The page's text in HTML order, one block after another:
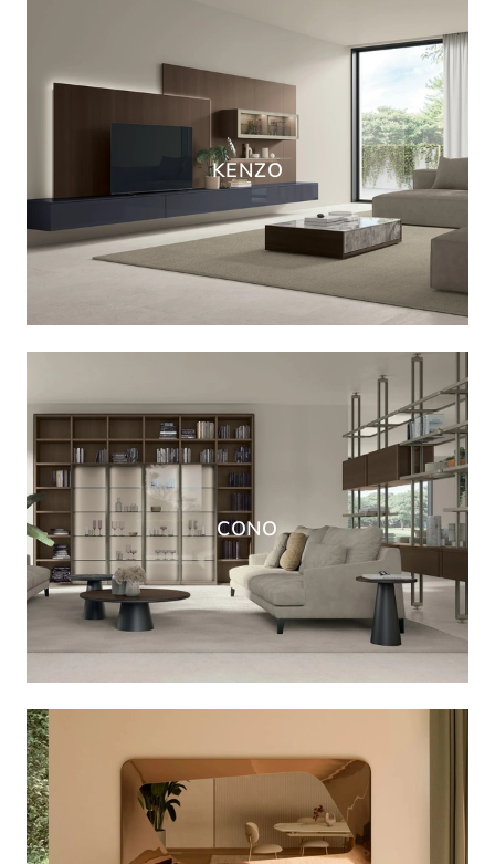
KENZO
CONO